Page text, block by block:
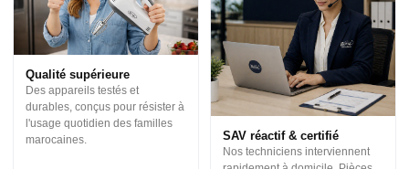
Industrielle
Qualité supérieure
Des appareils testés et
durables, conçus pour résister à
l'usage quotidien des familles
marocaines.
SAV réactif & certifié
Nos techniciens interviennent